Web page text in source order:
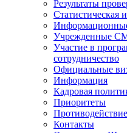
Результаты
Статистическая
Учрежденные
Участие в
сотрудничество
Официальные
Информация
Кадровая
Приоритеты
Контакты